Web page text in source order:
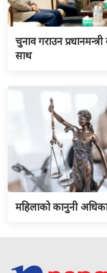
चुनाव गराउन
साथ
महिलाको कानुनी